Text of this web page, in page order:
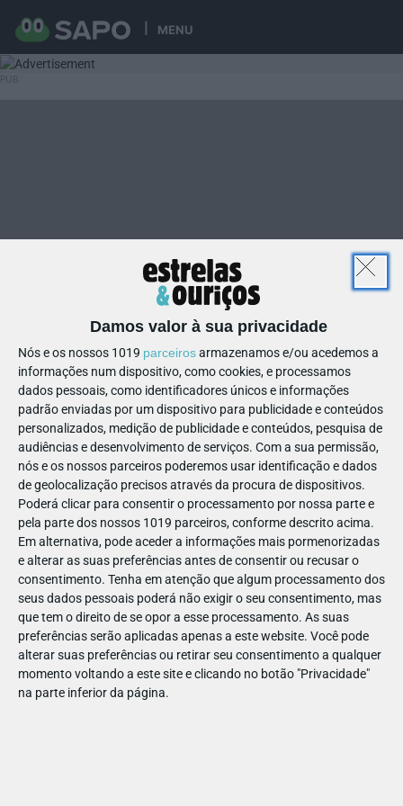
MENU
Damos valor à sua privacidade
Nós e os nossos 1019 parceirosarmazenamos e/ou acedemos a
informações num dispositivo, como cookies, e processamos
dados pessoais, como identificadores únicos e informações
padrão enviadas por um dispositivo para publicidade e conteúdos
personalizados, medição de publicidade e conteúdos, pesquisa de
audiências e desenvolvimento de serviços. Com a sua permissão,
nós e os nossos parceiros poderemos usar identificação e dados
de geolocalização precisos através da procura de dispositivos.
Poderá clicar para consentir o processamento por nossa parte e
pela parte dos nossos 1019 parceiros, conforme descrito acima.
Em alternativa, pode aceder a informações mais pormenorizadas
e alterar as suas preferências antes de consentir ou recusar o
consentimento. Tenha em atenção que algum processamento dos
seus dados pessoais poderá não exigir o seu consentimento, mas
que tem o direito de se opor a esse processamento. As suas
preferências serão aplicadas apenas a este website. Você pode
alterar suas preferências ou retirar seu consentimento a qualquer
momento voltando a este site e clicando no botão "Privacidade"
na parte inferior da página.
26
1054931922844230